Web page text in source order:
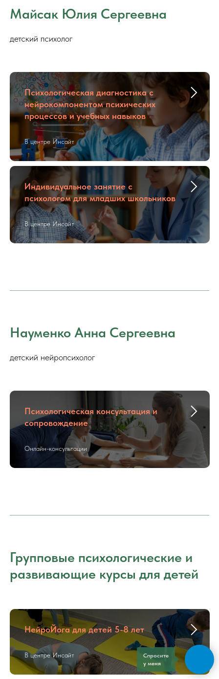
Майсак Юлия Сергеевна
детский психолог
Психологическая диагностика с
нейрокомпонентом психических
процессов и учебных навыков
В центре Инсайт
Индивидуальное занятие с
психологом для младших школьников
В центре Инсайт
Науменко Анна Сергеевна
детский нейропсихолог
Психологическая консультация и
сопровождение
Онлайн-консультации
Групповые психологические и
развивающие курсы для детей
НейроЙога для детей 5-8 лет
В центре Инсайт
Спросите
у меня